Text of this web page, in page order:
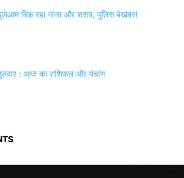
बिक रहा गांजा और शराब, पुलिस बेखबर!
: आज का राशिफल और पंचांग